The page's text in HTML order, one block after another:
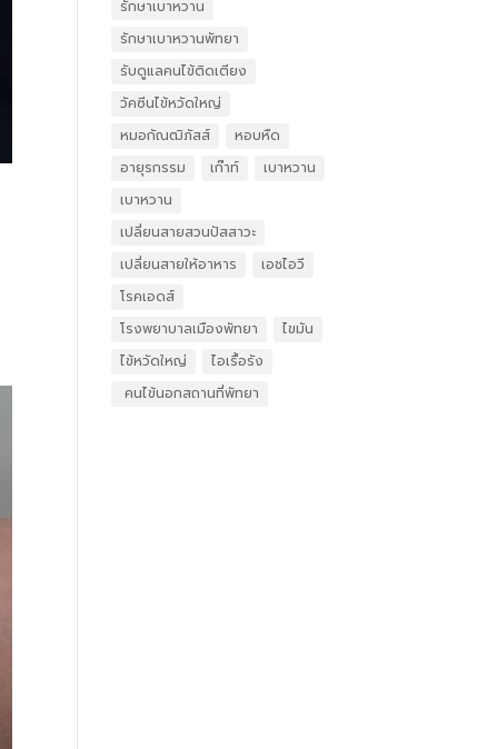
รักษาเบาหวาน
รักษาเบาหวานพัทยา
รับดูแลคนไข้ติดเตียง
วัคซีนไข้หวัดใหญ่
หมอกัณฒิภัสส์
หอบหืด
อายุรกรรม
เก๊าท์
เบาหวาน
เบาหวาน
เปลี่ยนสายสวนปัสสาวะ
เปลี่ยนสายให้อาหาร
เอชไอวี
โรคเอดส์
โรงพยาบาลเมืองพัทยา
ไขมัน
ไข้หวัดใหญ่
ไอเรื้อรัง
​ คนไข้นอกสถานที่พัทยา